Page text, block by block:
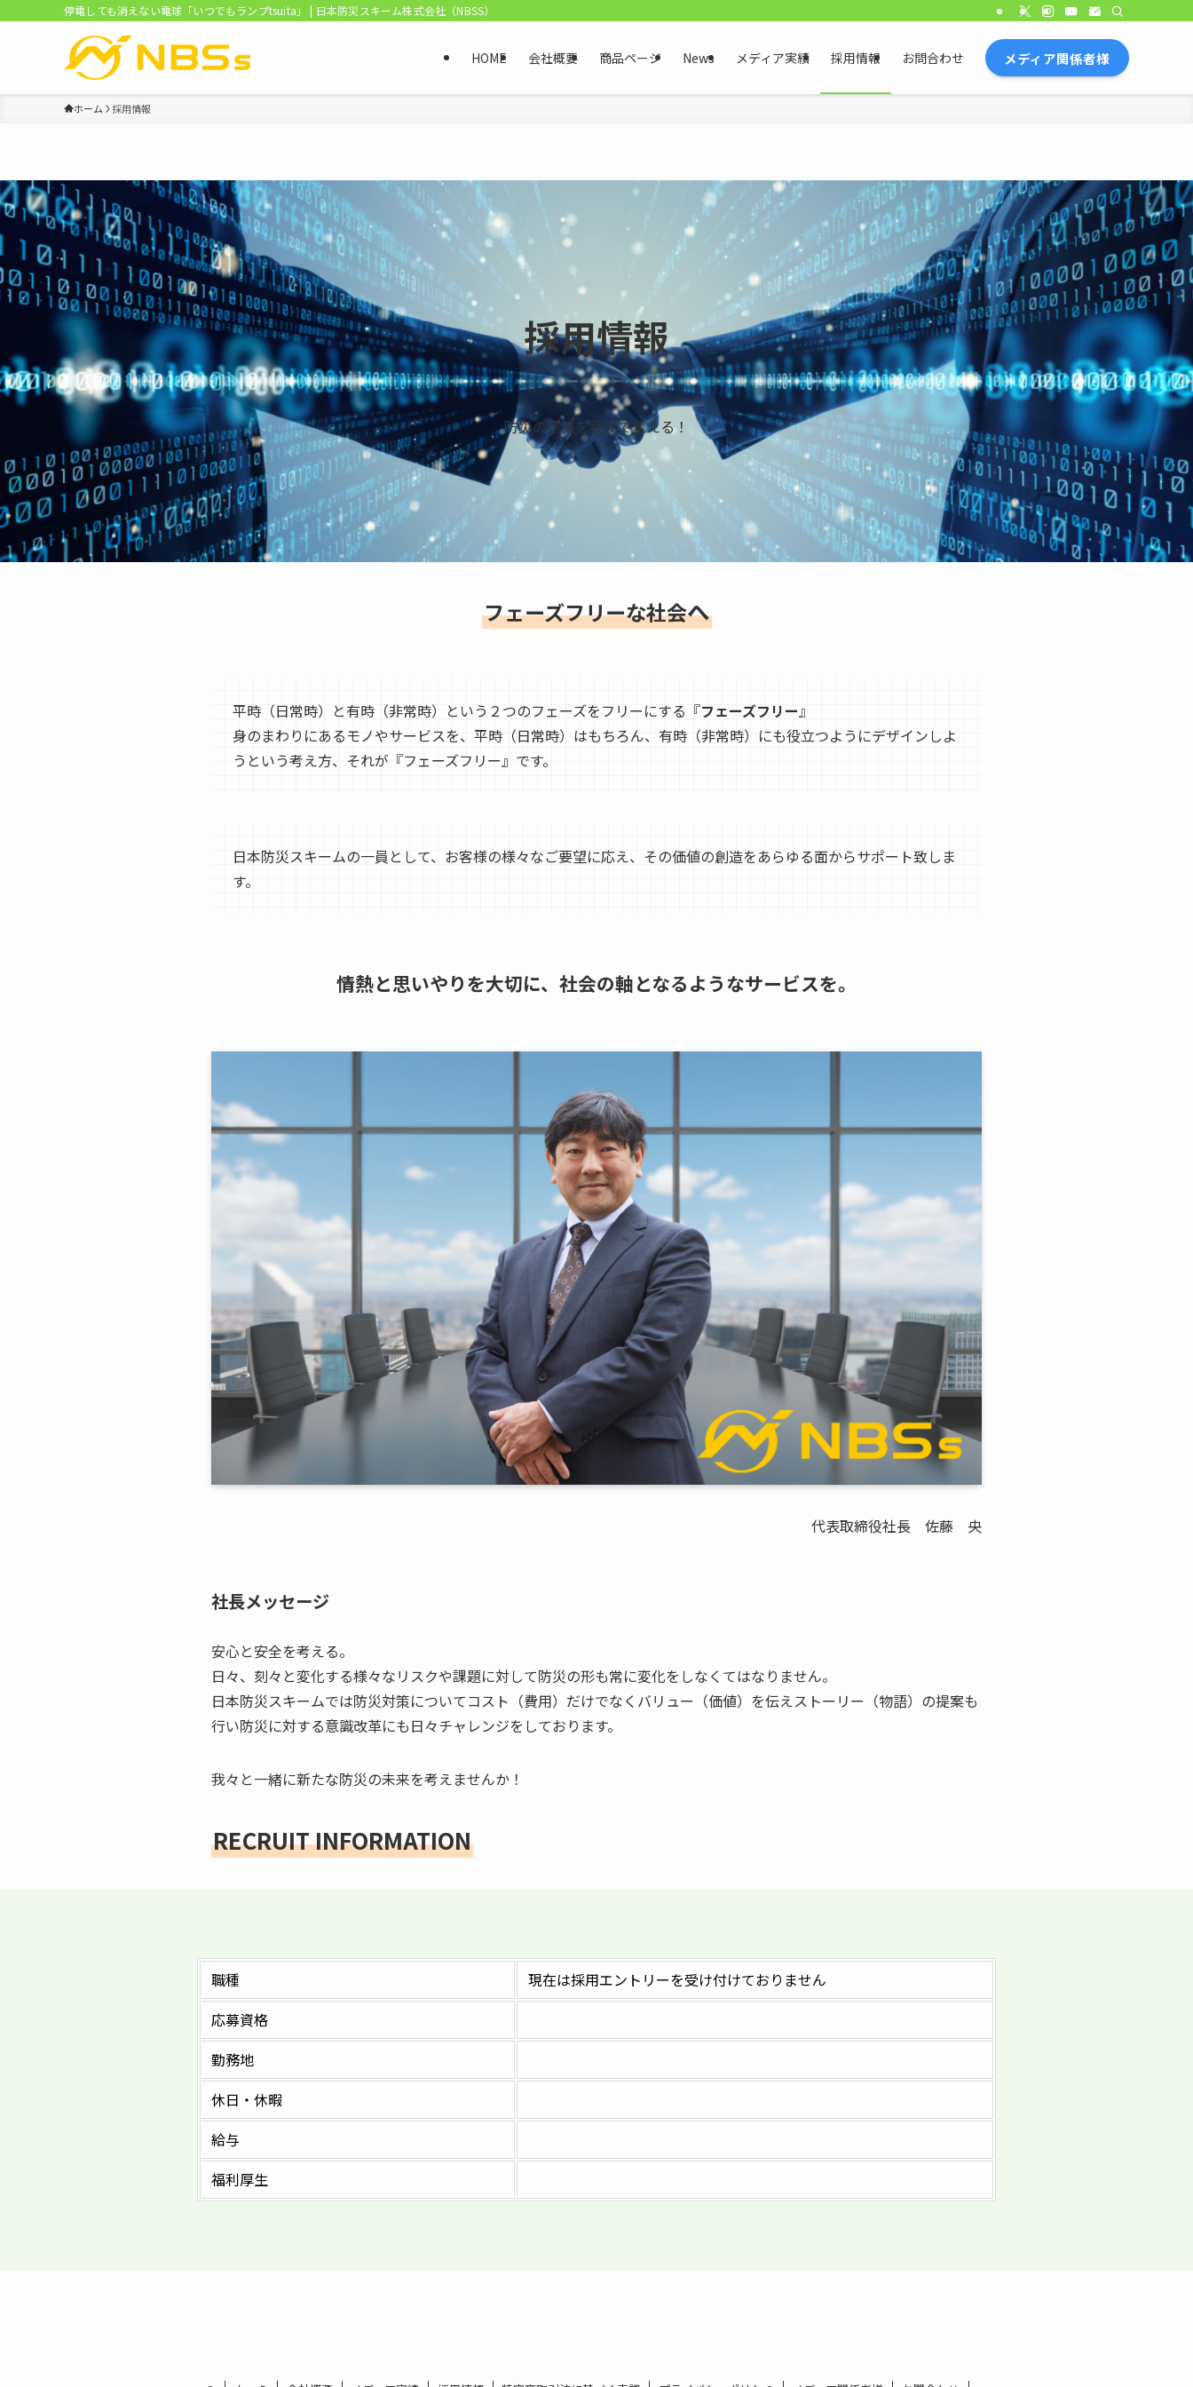
停電しても消えない電球「いつでもランプtsuita」 | 日本防災スキーム株式会社（NBSS）
HOME 会社概要 商品ページ News メディア実績 採用情報 お問合わせ メディア関係者様
ホーム 採用情報
採用情報
防災の意識を我々で変える！
フェーズフリーな社会へ
平時（日常時）と有時（非常時）という２つのフェーズをフリーにする『フェーズフリー』
身のまわりにあるモノやサービスを、平時（日常時）はもちろん、有時（非常時）にも役立つようにデザインしよ
うという考え方、それが『フェーズフリー』です。
日本防災スキームの一員として、お客様の様々なご要望に応え、その価値の創造をあらゆる面からサポート致しま
す。
情熱と思いやりを大切に、社会の軸となるようなサービスを。
代表取締役社長 佐藤 央
社長メッセージ
安心と安全を考える。
日々、刻々と変化する様々なリスクや課題に対して防災の形も常に変化をしなくてはなりません。
日本防災スキームでは防災対策についてコスト（費用）だけでなくバリュー（価値）を伝えストーリー（物語）の提案も
行い防災に対する意識改革にも日々チャレンジをしております。
我々と一緒に新たな防災の未来を考えませんか！
RECRUIT INFORMATION
職種
現在は採用エントリーを受け付けておりません
応募資格
勤務地
休日・休暇
給与
福利厚生